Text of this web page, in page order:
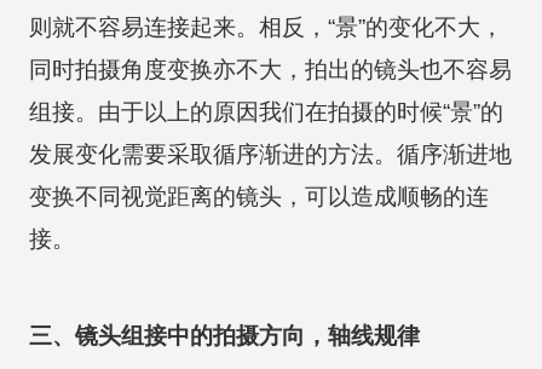
则就不容易连接起来。相反，“景”的变化不大，
同时拍摄角度变换亦不大，拍出的镜头也不容易
组接。由于以上的原因我们在拍摄的时候“景”的
发展变化需要采取循序渐进的方法。循序渐进地
变换不同视觉距离的镜头，可以造成顺畅的连
接。
三、镜头组接中的拍摄方向，轴线规律